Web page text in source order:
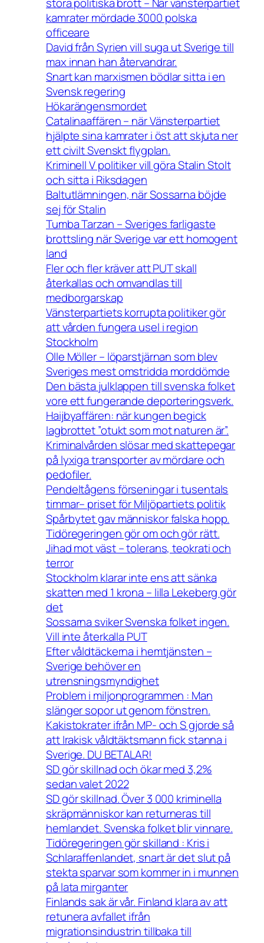
kamrater mördade 3000 polska
officeare
David från Syrien vill suga ut Sverige till
max innan han återvandrar.
Snart kan marxismen bödlar sitta i en
Svensk regering
Hökarängensmordet
Catalinaaffären – när Vänsterpartiet
hjälpte sina kamrater i öst att skjuta ner
ett civilt Svenskt flygplan.
Kriminell V politiker vill göra Stalin Stolt
och sitta i Riksdagen
Baltutlämningen, när Sossarna böjde
sej för Stalin
Tumba Tarzan – Sveriges farligaste
brottsling när Sverige var ett homogent
land
Fler och fler kräver att PUT skall
återkallas och omvandlas till
medborgarskap
Vänsterpartiets korrupta politiker gör
att vården fungera usel i region
Stockholm
Olle Möller – löparstjärnan som blev
Sveriges mest omstridda morddömde
Den bästa julklappen till svenska folket
vore ett fungerande deporteringsverk.
Haijbyaffären: när kungen begick
lagbrottet ”otukt som mot naturen är”.
Kriminalvården slösar med skattepegar
på lyxiga transporter av mördare och
pedofiler.
Pendeltågens förseningar i tusentals
timmar– priset för Miljöpartiets politik
Spårbytet gav människor falska hopp.
Tidöregeringen gör om och gör rätt.
Jihad mot väst – tolerans, teokrati och
terror
Stockholm klarar inte ens att sänka
skatten med 1 krona – lilla Lekeberg gör
det
Sossarna sviker Svenska folket ingen.
Vill inte återkalla PUT
Efter våldtäckerna i hemtjänsten –
Sverige behöver en
utrensningsmyndighet
Problem i miljonprogrammen : Man
slänger sopor ut genom fönstren.
Kakistokrater ifrån MP- och S gjorde så
att Irakisk våldtäktsmann fick stanna i
Sverige. DU BETALAR!
SD gör skillnad och ökar med 3,2%
sedan valet 2022
SD gör skillnad. Över 3 000 kriminella
skräpmänniskor kan returneras till
hemlandet. Svenska folket blir vinnare.
Tidöregeringen gör skilland : Kris i
Schlaraffenlandet, snart är det slut på
stekta sparvar som kommer in i munnen
på lata mirganter
Finlands sak är vår. Finland klara av att
retunera avfallet ifrån
migrationsindustrin tillbaka till